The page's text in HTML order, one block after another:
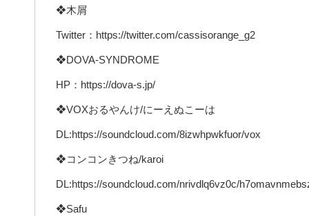
❖木屑
Twitter：https://twitter.com/cassisorange_g2
❖DOVA-SYNDROME
HP：https://dova-s.jp/
❖VOXおるやんけ/にーえぬこーは
DL:https://soundcloud.com/8izwhpwkfuor/vox
❖コンコンきつね/karoi
DL:https://soundcloud.com/nrivdlq6vz0c/
❖Safu